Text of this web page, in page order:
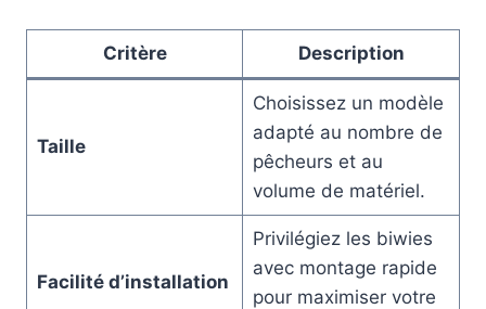
Critère Description
Taille
Choisissez un modèle
adapté au nombre de
pêcheurs et au
volume de matériel.
Facilité d’installation
Privilégiez les biwies
avec montage rapide
pour maximiser votre